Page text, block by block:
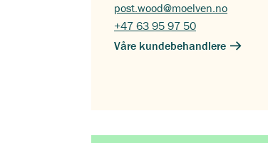
post.wood@moelven.no
+47 63 95 97 50
Våre kundebehandlere